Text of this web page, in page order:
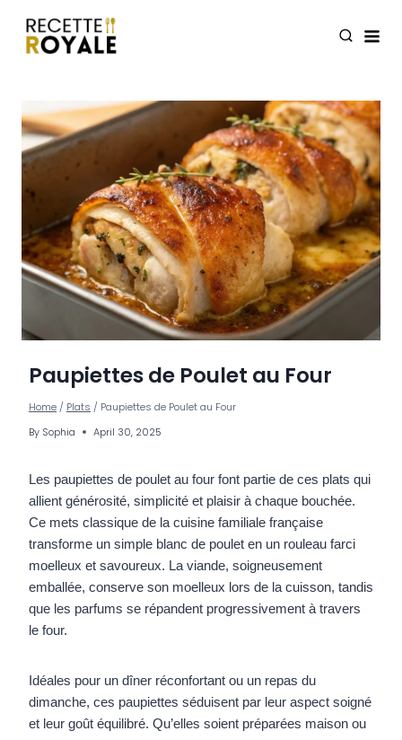
content
Paupiettes de Poulet au Four
Home / Plats / Paupiettes de Poulet au Four
By Sophia April 30, 2025
Les paupiettes de poulet au four font partie de ces plats qui
allient générosité, simplicité et plaisir à chaque bouchée.
Ce mets classique de la cuisine familiale française
transforme un simple blanc de poulet en un rouleau farci
moelleux et savoureux. La viande, soigneusement
emballée, conserve son moelleux lors de la cuisson, tandis
que les parfums se répandent progressivement à travers
le four.
Idéales pour un dîner réconfortant ou un repas du
dimanche, ces paupiettes séduisent par leur aspect soigné
et leur goût équilibré. Qu’elles soient préparées maison ou